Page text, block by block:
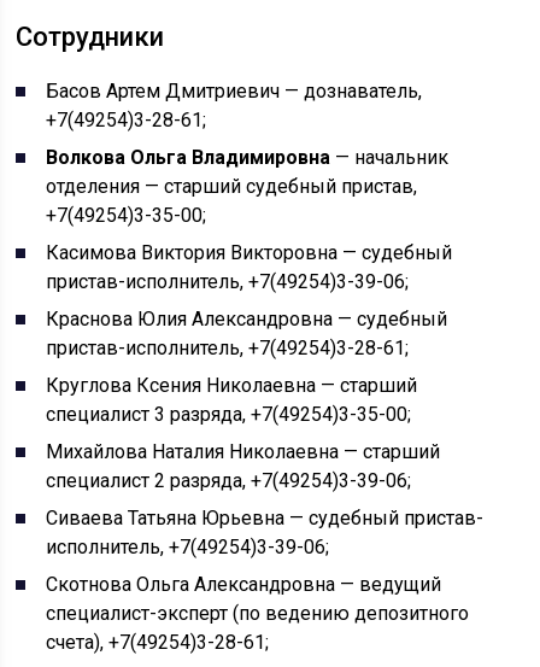
Сотрудники
Басов Артем Дмитриевич — дознаватель,
+7(49254)3-28-61;
Волкова Ольга Владимировна — начальник
отделения — старший судебный пристав,
+7(49254)3-35-00;
Касимова Виктория Викторовна — судебный
пристав-исполнитель, +7(49254)3-39-06;
Краснова Юлия Александровна — судебный
пристав-исполнитель, +7(49254)3-28-61;
Круглова Ксения Николаевна — старший
специалист 3 разряда, +7(49254)3-35-00;
Михайлова Наталия Николаевна — старший
специалист 2 разряда, +7(49254)3-39-06;
Сиваева Татьяна Юрьевна — судебный пристав-
исполнитель, +7(49254)3-39-06;
Скотнова Ольга Александровна — ведущий
специалист-эксперт (по ведению депозитного
счета), +7(49254)3-28-61;